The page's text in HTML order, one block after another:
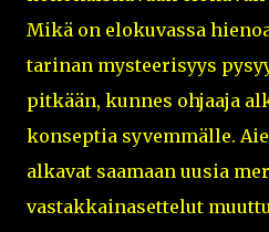
Mikä on elokuvassa
tarinan mysteerisyys
pitkään, kunnes ohjaaja
konseptia syvemmälle.
alkavat saamaan uusia
vastakkainasettelut